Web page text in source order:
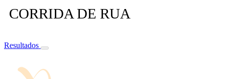
CORRIDA DE RUA
Resultados